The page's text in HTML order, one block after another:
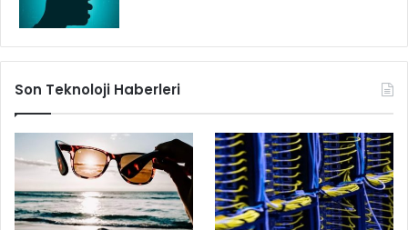
Son Teknoloji Haberleri